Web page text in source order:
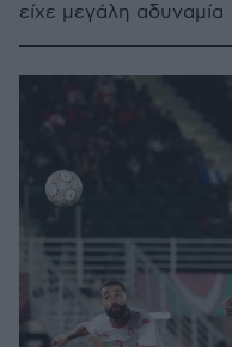
είχε μεγάλη αδυναμία